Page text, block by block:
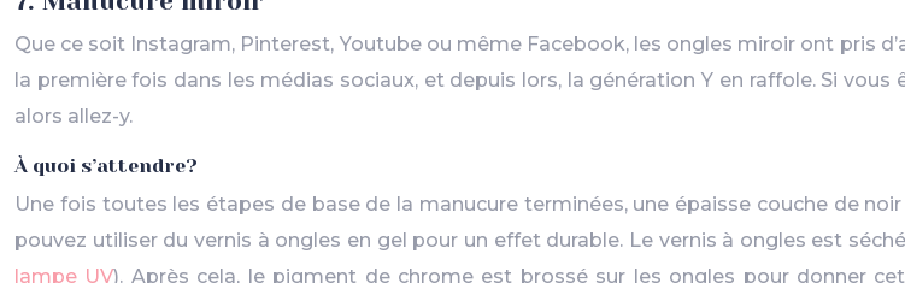
Que ce soit Instagram, Pinterest, Youtube ou même Facebook, les ongles miroir ont pris
la première fois dans les médias sociaux, et depuis lors, la génération Y en raffole. Si
alors allez-y.
À quoi s’attendre?
Une fois toutes les étapes de base de la manucure terminées, une épaisse couche de
pouvez utiliser du vernis à ongles en gel pour un effet durable. Le vernis à ongles est
lampe UV). Après cela, le pigment de chrome est brossé sur les ongles pour donner